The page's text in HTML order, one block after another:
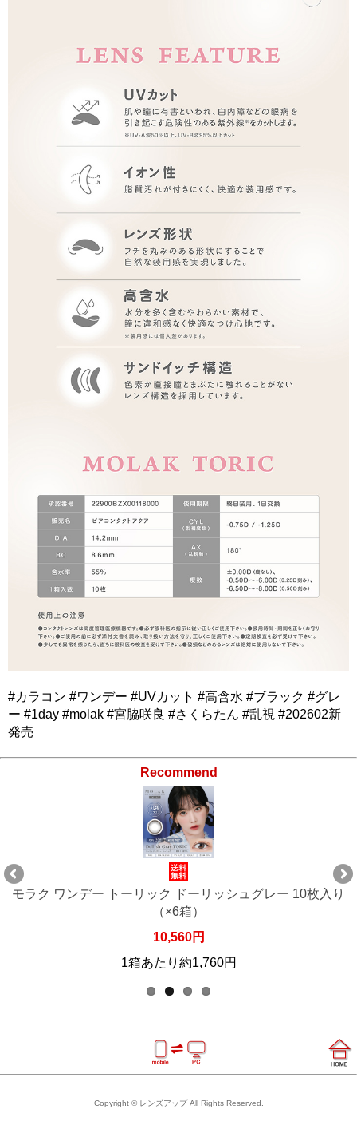
#カラコン #ワンデー #UVカット #高含水 #ブラック #グレ
ー #1day #molak #宮脇咲良 #さくらたん #乱視 #202602新
発売
Recommend
り
モラク ワンデー トーリック ドーリッシュグレー 10枚
（×8箱）
14,080円
1箱あたり約1,760円
Copyright © レンズアップ All Rights Reserved.